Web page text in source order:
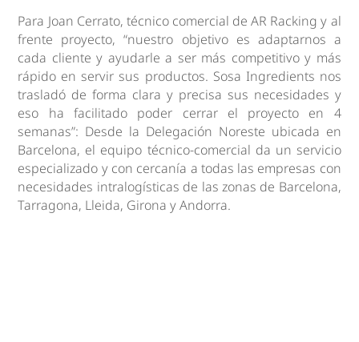
Para Joan Cerrato, técnico comercial de AR Racking y al
frente proyecto, “nuestro objetivo es adaptarnos a
cada cliente y ayudarle a ser más competitivo y más
rápido en servir sus productos. Sosa Ingredients nos
trasladó de forma clara y precisa sus necesidades y
eso ha facilitado poder cerrar el proyecto en 4
semanas”: Desde la Delegación Noreste ubicada en
Barcelona, el equipo técnico-comercial da un servicio
especializado y con cercanía a todas las empresas con
necesidades intralogísticas de las zonas de Barcelona,
Tarragona, Lleida, Girona y Andorra.